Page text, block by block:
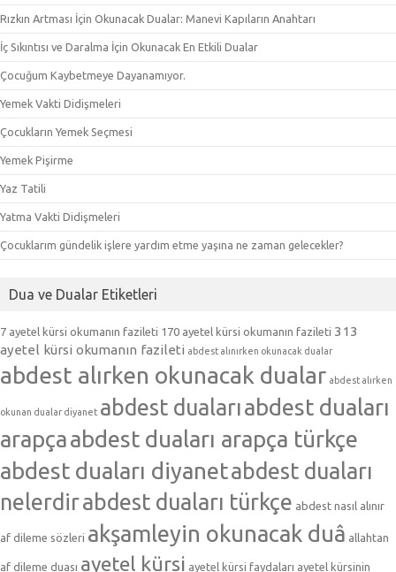
Rızkın Artması İçin Okunacak Dualar: Manevi Kapıların Anahtarı
İç Sıkıntısı ve Daralma İçin Okunacak En Etkili Dualar
Çocuğum Kaybetmeye Dayanamıyor.
Yemek Vakti Didişmeleri
Çocukların Yemek Seçmesi
Yemek Pişirme
Yaz Tatili
Yatma Vakti Didişmeleri
Çocuklarım gündelik işlere yardım etme yaşına ne zaman gelecekler?
Dua ve Dualar Etiketleri
7 ayetel kürsi okumanın fazileti 170 ayetel kürsi okumanın fazileti 313
ayetel kürsi okumanın fazileti abdest alınırken okunacak dualar
abdest alırken okunacak dualar abdest alırken
okunan dualar diyanet abdest dualarıabdest duaları
arapçaabdest duaları arapça türkçe
abdest duaları diyanetabdest duaları
nelerdirabdest duaları türkçe abdest nasıl alınır
af dileme sözleri akşamleyin okunacak duâ allahtan
af dileme duası ayetel kürsi ayetel kürsi faydaları ayetel kürsinin